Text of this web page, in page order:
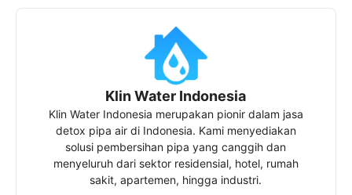
Klin Water Indonesia
Klin Water Indonesia merupakan pionir dalam jasa
detox pipa air di Indonesia. Kami menyediakan
solusi pembersihan pipa yang canggih dan
menyeluruh dari sektor residensial, hotel, rumah
sakit, apartemen, hingga industri.